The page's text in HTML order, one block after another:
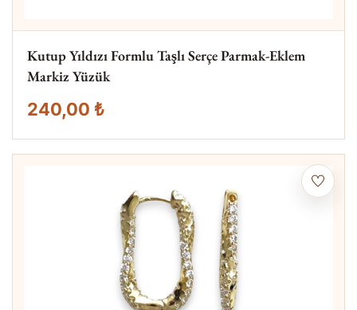
Kutup Yıldızı Formlu Taşlı Serçe Parmak-Eklem
Markiz Yüzük
240,00 ₺